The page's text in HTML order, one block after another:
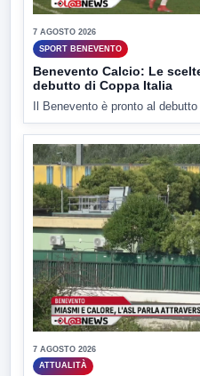
7 AGOSTO 2026
SPORT BENEVENTO
Benevento Calcio: Le
debutto di Coppa Italia
Il Benevento è pronto al
7 AGOSTO 2026
ATTUALITÀ